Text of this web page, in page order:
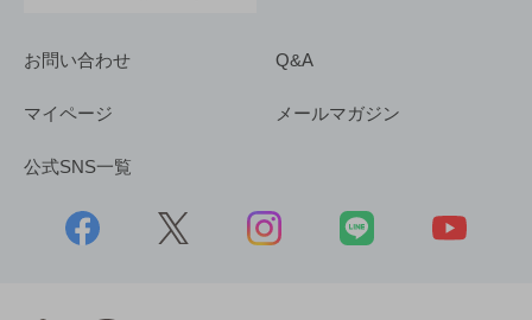
お問い合わせ Q&A
マイページ メールマガジン
公式SNS一覧